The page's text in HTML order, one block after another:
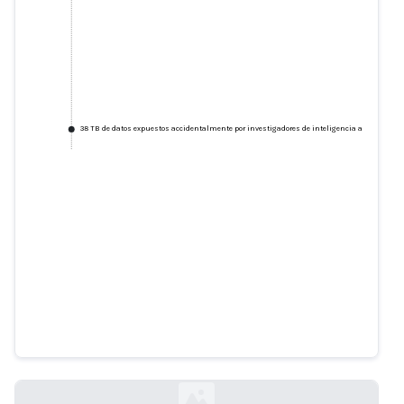
38 TB de datos expuestos accidentalmente por investigadores de inteligencia artificial de